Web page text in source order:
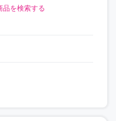
品を検索する